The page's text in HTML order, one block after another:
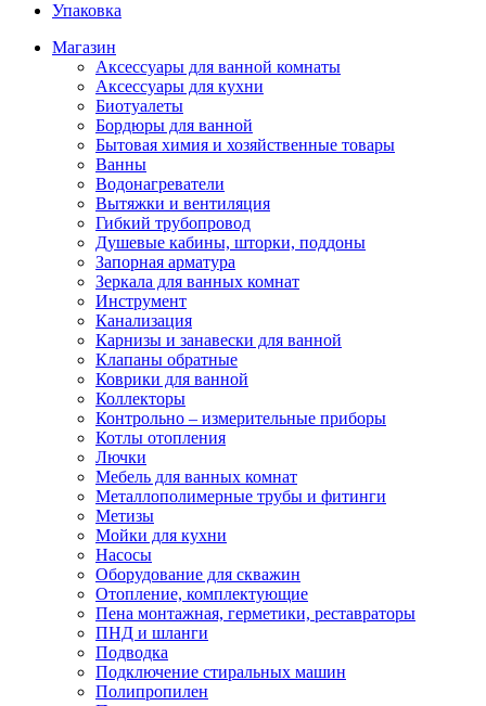
Упаковка
Магазин
Аксессуары для ванной комнаты
Аксессуары для кухни
Биотуалеты
Бордюры для ванной
Бытовая химия и хозяйственные товары
Ванны
Водонагреватели
Вытяжки и вентиляция
Гибкий трубопровод
Душевые кабины, шторки, поддоны
Запорная арматура
Зеркала для ванных комнат
Инструмент
Канализация
Карнизы и занавески для ванной
Клапаны обратные
Коврики для ванной
Коллекторы
Контрольно – измерительные приборы
Котлы отопления
Лючки
Мебель для ванных комнат
Металлополимерные трубы и фитинги
Метизы
Мойки для кухни
Насосы
Оборудование для скважин
Отопление, комплектующие
Пена монтажная, герметики, реставраторы
ПНД и шланги
Подводка
Подключение стиральных машин
Полипропилен